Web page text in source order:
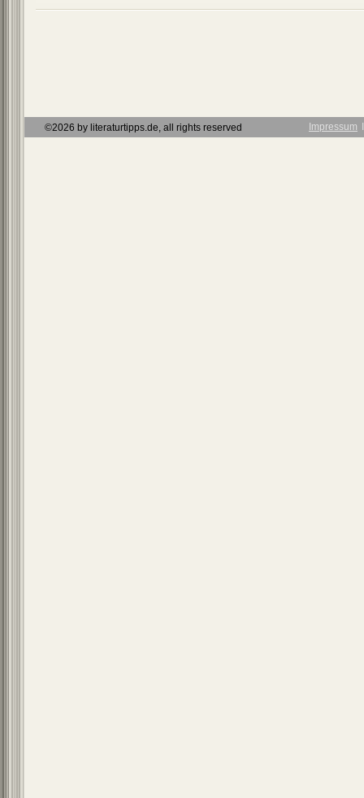
©2026 by literaturtipps.de, all rights reserved Impressum